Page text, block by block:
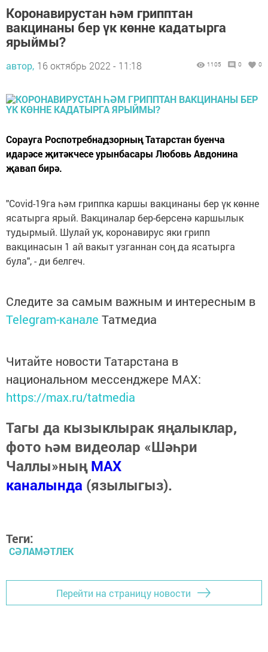
Коронавирустан һәм грипптан
вакцинаны бер үк көнне кадатырга
ярыймы?
автор, 16 октябрь 2022 - 11:18 1105 0 0
Сорауга Роспотребнадзорның Татарстан буенча
идарәсе җитәкчесе урынбасары Любовь Авдонина
җавап бирә.
"Covid-19га һәм гриппка каршы вакцинаны бер үк көнне
ясатырга ярый. Вакциналар бер-берсенә каршылык
тудырмый. Шулай ук, коронавирус яки грипп
вакцинасын 1 ай вакыт узганнан соң да ясатырга
була", - ди белгеч.
Следите за самым важным и интересным в
Telegram-канале Татмедиа
Читайте новости Татарстана в
национальном мессенджере MАХ:
https://max.ru/tatmedia
Тагы да кызыклырак яңалыклар,
фото һәм видеолар «Шәһри
Чаллы»ныңMAX
каналында (язылыгыз).
Теги:
СӘЛАМӘТЛЕК
Перейти на страницу новости